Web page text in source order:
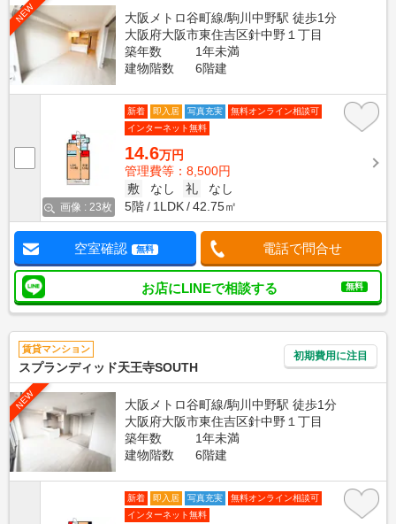
NEW
大阪メトロ谷町線/駒川中野駅 徒歩1分
大阪府大阪市東住吉区針中野１丁目
築年数
1年未満
建物階数
6階建
画像 : 23枚
新着 即入居 写真充実
無料オンライン相談可
インターネット無料
14.6万円
管理費等：8,500円
敷
なし 礼
なし
5階
1LDK 42.75㎡
空室確認 無料 電話で問合せ
お店にLINEで相談する 無料
賃貸マンション
スプランディッド天王寺SOUTH
初期費用に注目
NEW
大阪メトロ谷町線/駒川中野駅 徒歩1分
大阪府大阪市東住吉区針中野１丁目
築年数
1年未満
建物階数
6階建
新着 即入居 写真充実
無料オンライン相談可
インターネット無料